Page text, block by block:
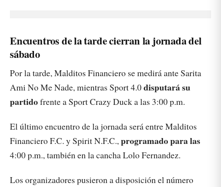
Encuentros de la tarde cierran la jornada del
sábado
Por la tarde, Malditos Financiero se medirá ante Sarita
Ami No Me Nade, mientras Sport 4.0disputará su
partidofrente a Sport Crazy Duck a las 3:00 p.m.
El último encuentro de la jornada será entre Malditos
Financiero F.C. y Spirit N.F.C.,programado para las
4:00 p.m., también en la cancha Lolo Fernandez.
Los organizadores pusieron a disposición el número